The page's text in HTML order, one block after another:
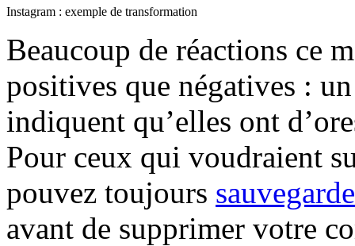
Instagram : exemple de transformation
Beaucoup de réactions ce
positives que négatives :
indiquent qu’elles ont
Pour ceux qui voudraient
pouvez toujours
avant de supprimer votre